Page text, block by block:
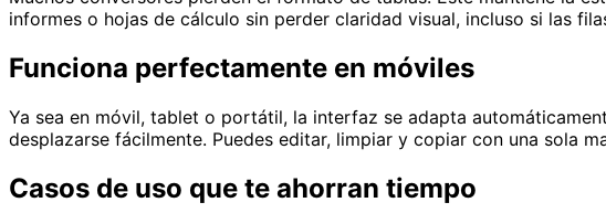
informes o hojas de cálculo sin perder claridad visual, incluso si las
Funciona perfectamente en móviles
Ya sea en móvil, tablet o portátil, la interfaz se adapta
desplazarse fácilmente. Puedes editar, limpiar y copiar con una sola
Casos de uso que te ahorran tiempo